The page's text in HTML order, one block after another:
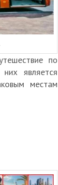
по
является
местам